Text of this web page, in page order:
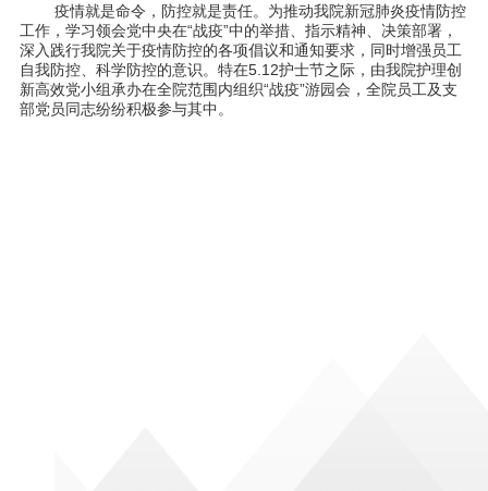
疫情就是命令，防控就是责任。为推动我院新冠肺炎疫情防控
工作，学习领会党中央在“战疫”中的举措、指示精神、决策部署，
深入践行我院关于疫情防控的各项倡议和通知要求，同时增强员工
自我防控、科学防控的意识。特在5.12护士节之际，由我院护理创
新高效党小组承办在全院范围内组织“战疫”游园会，全院员工及支
部党员同志纷纷积极参与其中。